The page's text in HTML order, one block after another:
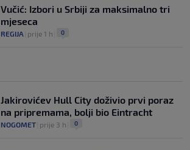
Vučić: Izbori u Srbiji za maksimalno tri
mjeseca
REGIJA prije 1 h 0
Jakirovićev Hull City doživio prvi poraz
na pripremama, bolji bio Eintracht
NOGOMET prije 3 h 0